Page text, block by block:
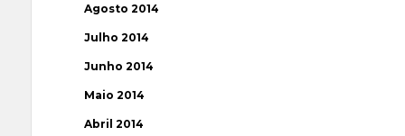
Agosto 2014
Julho 2014
Junho 2014
Maio 2014
Abril 2014